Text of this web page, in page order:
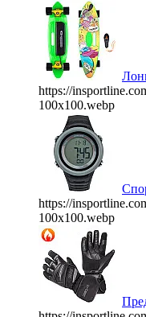
https://
100x100.webp
https://
100x100.webp